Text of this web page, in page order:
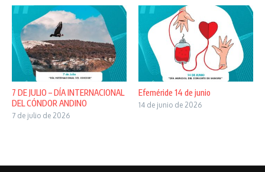
7 DE JULIO – DÍA INTERNACIONAL
DEL CÓNDOR ANDINO
7 de julio de 2026
Efeméride 14 de junio
14 de junio de 2026